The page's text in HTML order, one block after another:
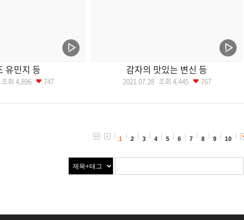
유민지 등
회 4,896 747
감자의 맛있는 변신 등
2021.07.28 조회 4,445 767
1 2 3 4 5 6 7 8 9 10